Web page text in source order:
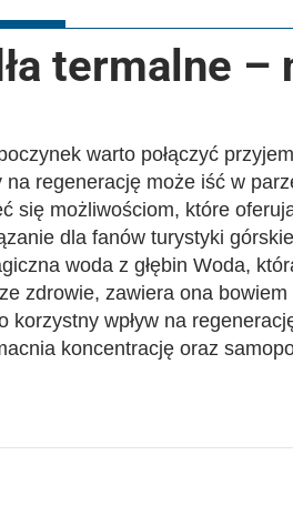
termalne –
warto połączyć
na regenerację może iść w
się możliwościom, które
dla fanów turystyki
woda z głębin Woda,
zdrowie, zawiera ona
wpływ na
koncentrację oraz